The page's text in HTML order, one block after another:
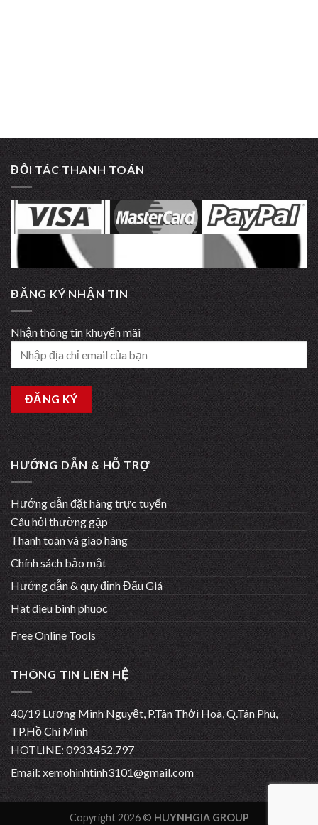
ĐỐI TÁC THANH TOÁN
ĐĂNG KÝ NHẬN TIN
Nhận thông tin khuyến mãi
HƯỚNG DẪN & HỖ TRỢ
Hướng dẫn đặt hàng trực tuyến
Câu hỏi thường gặp
Thanh toán và giao hàng
Chính sách bảo mật
Hướng dẫn & quy định Đấu Giá
Hat dieu binh phuoc
Free Online Tools
THÔNG TIN LIÊN HỆ
40/19 Lương Minh Nguyệt, P.Tân Thới Hoà, Q.Tân Phú,
TP.Hồ Chí Minh
HOTLINE: 0933.452.797
Email: xemohinhtinh3101@gmail.com
Copyright 2026 © HUYNHGIA GROUP